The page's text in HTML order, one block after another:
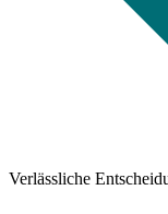
Verlässliche